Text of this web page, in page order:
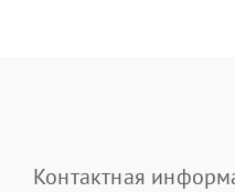
Контактная